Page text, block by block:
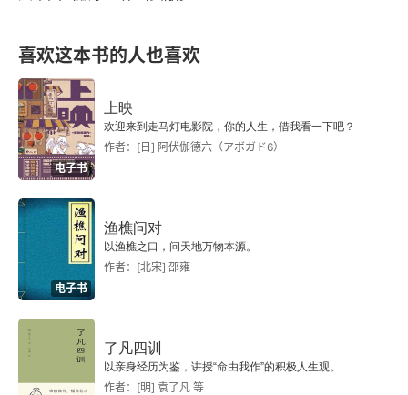
译后记
喜欢这本书的人也喜欢
电子书
上映
欢迎来到走马灯电影院，你的人生，借我看一下吧？
作者：[日] 阿伏伽德六（アボガド6）
电子书
渔樵问对
以渔樵之口，问天地万物本源。
作者：[北宋] 邵雍
了凡四训
以亲身经历为鉴，讲授“命由我作”的积极人生观。
作者：[明] 袁了凡 等